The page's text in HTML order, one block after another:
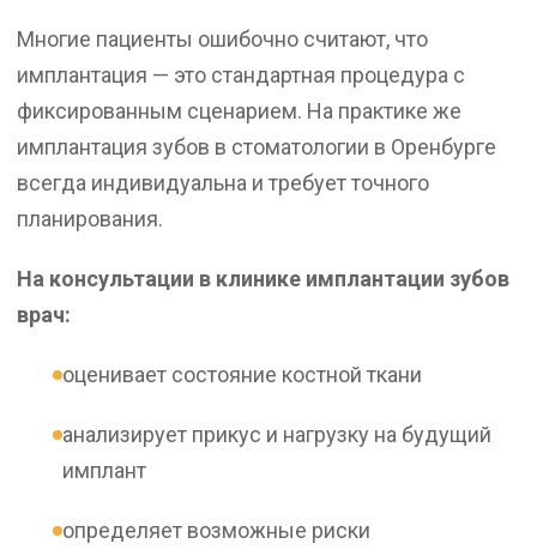
Многие пациенты ошибочно считают, что
имплантация — это стандартная процедура с
фиксированным сценарием. На практике же
имплантация зубов в стоматологии в Оренбурге
всегда индивидуальна и требует точного
планирования.
На консультации в клинике имплантации зубов
врач:
оценивает состояние костной ткани
анализирует прикус и нагрузку на будущий
имплант
определяет возможные риски